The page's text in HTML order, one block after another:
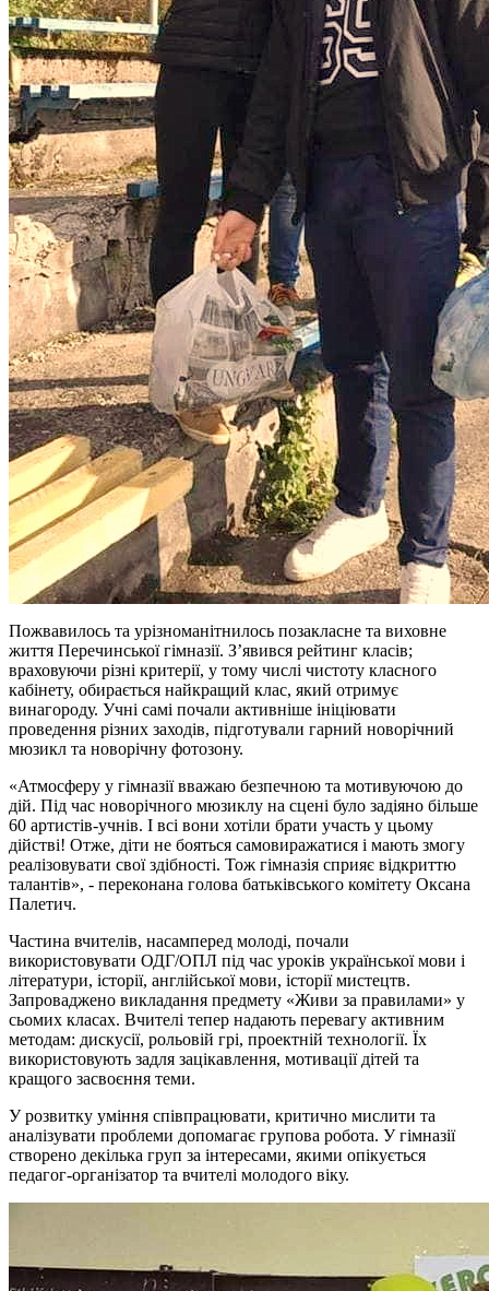
Пожвавилось та урізноманітнилось позакласне та виховне
життя Перечинської гімназії. З’явився рейтинг класів;
враховуючи різні критерії, у тому числі чистоту класного
кабінету, обирається найкращий клас, який отримує
винагороду. Учні самі почали активніше ініціювати
проведення різних заходів, підготували гарний новорічний
мюзикл та новорічну фотозону.
«Атмосферу у гімназії вважаю безпечною та мотивуючою до
дій. Під час новорічного мюзиклу на сцені було задіяно більше
60 артистів-учнів. І всі вони хотіли брати участь у цьому
дійстві! Отже, діти не бояться самовиражатися і мають змогу
реалізовувати свої здібності. Тож гімназія сприяє відкриттю
талантів», - переконана голова батьківського комітету Оксана
Палетич.
Частина вчителів, насамперед молоді, почали
використовувати ОДГ/ОПЛ під час уроків української мови і
літератури, історії, англійської мови, історії мистецтв.
Запроваджено викладання предмету «Живи за правилами» у
сьомих класах. Вчителі тепер надають перевагу активним
методам: дискусії, рольовій грі, проектній технології. Їх
використовують задля зацікавлення, мотивації дітей та
кращого засвоєння теми.
У розвитку уміння співпрацювати, критично мислити та
аналізувати проблеми допомагає групова робота. У гімназії
створено декілька груп за інтересами, якими опікується
педагог-організатор та вчителі молодого віку.